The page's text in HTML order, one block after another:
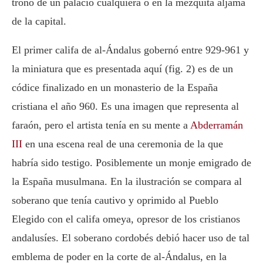
de la capital.
El primer califa de al-Ándalus gobernó entre 929-961 y
la miniatura que es presentada aquí (fig. 2) es de un
códice finalizado en un monasterio de la España
cristiana el año 960. Es una imagen que representa al
faraón, pero el artista tenía en su mente a Abderramán
III en una escena real de una ceremonia de la que
habría sido testigo. Posiblemente un monje emigrado de
la España musulmana. En la ilustración se compara al
soberano que tenía cautivo y oprimido al Pueblo
Elegido con el califa omeya, opresor de los cristianos
andalusíes. El soberano cordobés debió hacer uso de tal
emblema de poder en la corte de al-Ándalus, en la